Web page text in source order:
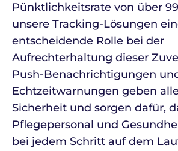
Pünktlichkeitsrate von über
unsere Tracking-Lösungen
entscheidende Rolle bei der
Aufrechterhaltung dieser
Push-Benachrichtigungen
Echtzeitwarnungen geben
Sicherheit und sorgen dafür,
Pflegepersonal und
bei jedem Schritt auf dem